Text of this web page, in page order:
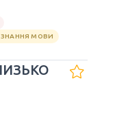
ЗНАННЯ МОВИ